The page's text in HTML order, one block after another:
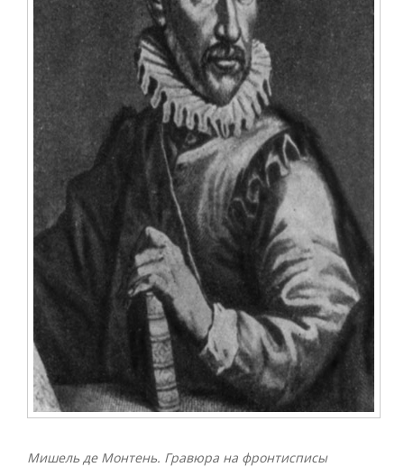
Мишель де Монтень. Гравюра на фронтисписы